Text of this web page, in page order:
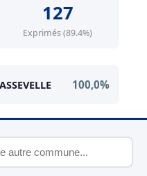
127
Exprimés (89.4%)
100,0%